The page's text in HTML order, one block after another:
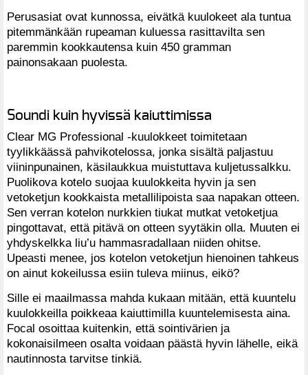
Perusasiat ovat kunnossa, eivätkä kuulokeet ala tuntua
pitemmänkään rupeaman kuluessa rasittavilta sen
paremmin kookkautensa kuin 450 gramman
painonsakaan puolesta.
Soundi kuin hyvissä kaiuttimissa
Clear MG Professional -kuulokkeet toimitetaan
tyylikkäässä pahvikotelossa, jonka sisältä paljastuu
viininpunainen, käsilaukkua muistuttava kuljetussalkku.
Puolikova kotelo suojaa kuulokkeita hyvin ja sen
vetoketjun kookkaista metallilipoista saa napakan otteen.
Sen verran kotelon nurkkien tiukat mutkat vetoketjua
pingottavat, että pitävä on otteen syytäkin olla. Muuten ei
yhdyskelkka liu’u hammasradallaan niiden ohitse.
Upeasti menee, jos kotelon vetoketjun hienoinen tahkeus
on ainut kokeilussa esiin tuleva miinus, eikö?
Sille ei maailmassa mahda kukaan mitään, että kuuntelu
kuulokkeilla poikkeaa kaiuttimilla kuuntelemisesta aina.
Focal osoittaa kuitenkin, että sointivärien ja
kokonaisilmeen osalta voidaan päästä hyvin lähelle, eikä
nautinnosta tarvitse tinkiä.